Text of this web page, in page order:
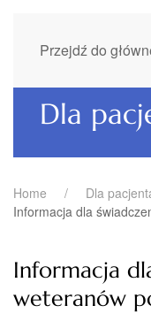
Przejdź do
Dla
Home Dla
Informacja dla
Informacja
weteranów